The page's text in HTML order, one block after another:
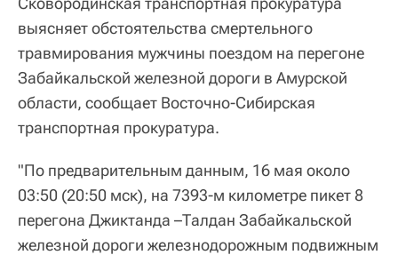
выясняет обстоятельства смертельного
травмирования мужчины поездом на перегоне
Забайкальской железной дороги в Амурской
области, сообщает Восточно-Сибирская
транспортная прокуратура.
"По предварительным данным, 16 мая около
03:50 (20:50 мск), на 7393-м километре пикет 8
перегона Джиктанда –Талдан Забайкальской
железной дороги железнодорожным подвижным